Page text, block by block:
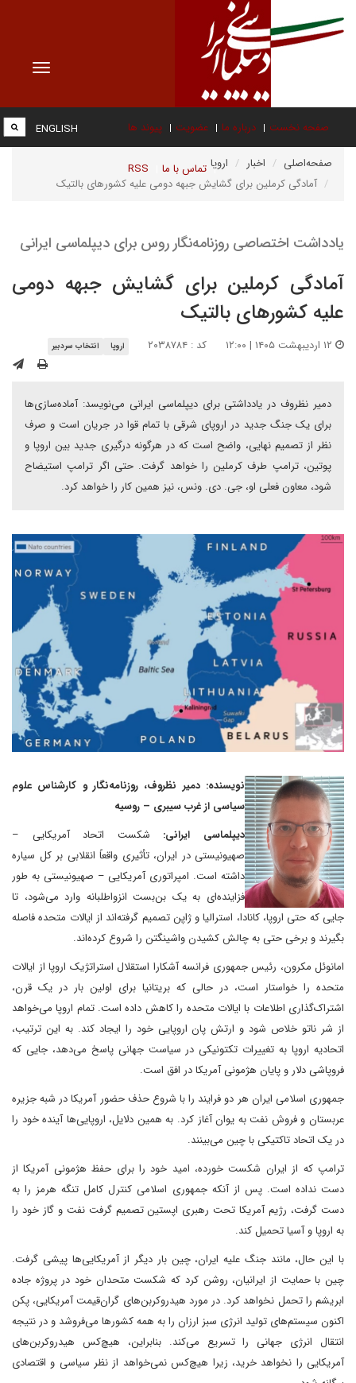
Toggle
صفحه نخست درباره ما عضویت پیوند ها
تماس با ما RSS
ENGLISH
صفحه‌اصلی اخبار
اروپا
آمادگی کرملین برای گشایش جبهه دومی علیه کشورهای بالتیک
یادداشت اختصاصی روزنامه‌نگار روس برای دیپلماسی ایرانی
آمادگی کرملین برای گشایش جبهه دومی
علیه کشورهای بالتیک
کد : ۲۰۳۸۷۸۴ اروپا انتخاب سردبیر
دمیر نظروف در یادداشتی برای دیپلماسی ایرانی می‌نویسد: آماده‌سازی‌ها
برای یک جنگ جدید در اروپای شرقی با تمام قوا در جریان است و صرف
نظر از تصمیم نهایی، واضح است که در هرگونه درگیری جدید بین اروپا و
پوتین، ترامپ طرف کرملین را خواهد گرفت. حتی اگر ترامپ استیضاح
شود، معاون فعلی او، جی. دی. ونس، نیز همین کار را خواهد کرد.
نویسنده: دمیر نظروف، روزنامه‌نگار و کارشناس علوم
سیاسی از غرب سیبری – روسیه
دیپلماسی ایرانی: شکست اتحاد آمریکایی –
صهیونیستی در ایران، تأثیری واقعاً انقلابی بر کل سیاره
داشته است. امپراتوری آمریکایی – صهیونیستی به طور
فزاینده‌ای به یک بن‌بست انزواطلبانه وارد می‌شود، تا
جایی که حتی اروپا، کانادا، استرالیا و ژاپن تصمیم گرفته‌اند از ایالات متحده فاصله
بگیرند و برخی حتی به چالش کشیدن واشینگتن را شروع کرده‌اند.
امانوئل مکرون، رئیس جمهوری فرانسه آشکارا استقلال استراتژیک اروپا از ایالات
متحده را خواستار است، در حالی که بریتانیا برای اولین بار در یک قرن،
اشتراک‌گذاری اطلاعات با ایالات متحده را کاهش داده است. تمام اروپا می‌خواهد
از شر ناتو خلاص شود و ارتش پان اروپایی خود را ایجاد کند. به این ترتیب،
اتحادیه اروپا به تغییرات تکتونیکی در سیاست جهانی پاسخ می‌دهد، جایی که
فروپاشی دلار و پایان هژمونی آمریکا در افق است.
جمهوری اسلامی ایران هر دو فرایند را با شروع حذف حضور آمریکا در شبه جزیره
عربستان و فروش نفت به یوان آغاز کرد. به همین دلایل، اروپایی‌ها آینده خود را
در یک اتحاد تاکتیکی با چین می‌بینند.
ترامپ که از ایران شکست خورده، امید خود را برای حفظ هژمونی آمریکا از
دست نداده است. پس از آنکه جمهوری اسلامی کنترل کامل تنگه هرمز را به
دست گرفت، رژیم آمریکا تحت رهبری اپستین تصمیم گرفت نفت و گاز خود را
به اروپا و آسیا تحمیل کند.
با این حال، مانند جنگ علیه ایران، چین بار دیگر از آمریکایی‌ها پیشی گرفت.
چین با حمایت از ایرانیان، روشن کرد که شکست متحدان خود در پروژه جاده
ابریشم را تحمل نخواهد کرد. در مورد هیدروکربن‌های گران‌قیمت آمریکایی، پکن
اکنون سیستم‌های تولید انرژی سبز ارزان را به همه کشورها می‌فروشد و در نتیجه
انتقال انرژی جهانی را تسریع می‌کند. بنابراین، هیچ‌کس هیدروکربن‌های
آمریکایی را نخواهد خرید، زیرا هیچ‌کس نمی‌خواهد از نظر سیاسی و اقتصادی